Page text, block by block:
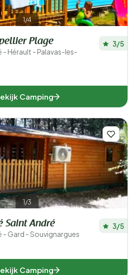
1/4
Plage
- Hérault - Palavas-les-
3/5
Camping
1/3
Saint André
- Gard - Souvignargues
3/5
Camping